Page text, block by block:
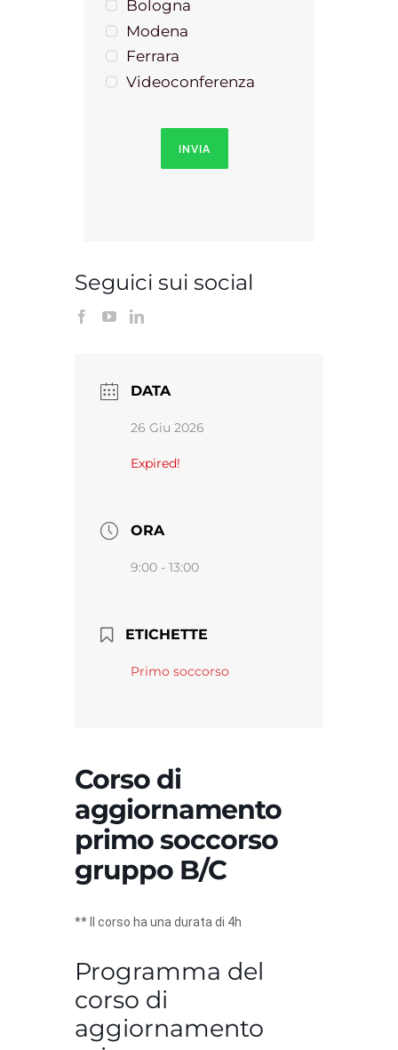
Bologna
Modena
Ferrara
Videoconferenza
INVIA
Seguici sui social
DATA
26 Giu 2026
Expired!
ORA
9:00 - 13:00
ETICHETTE
Primo soccorso
Corso di
aggiornamento
primo soccorso
gruppo B/C
** Il corso ha una durata di 4h
Programma del
corso di
aggiornamento